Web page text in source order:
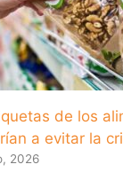
de los
a evitar la
2026